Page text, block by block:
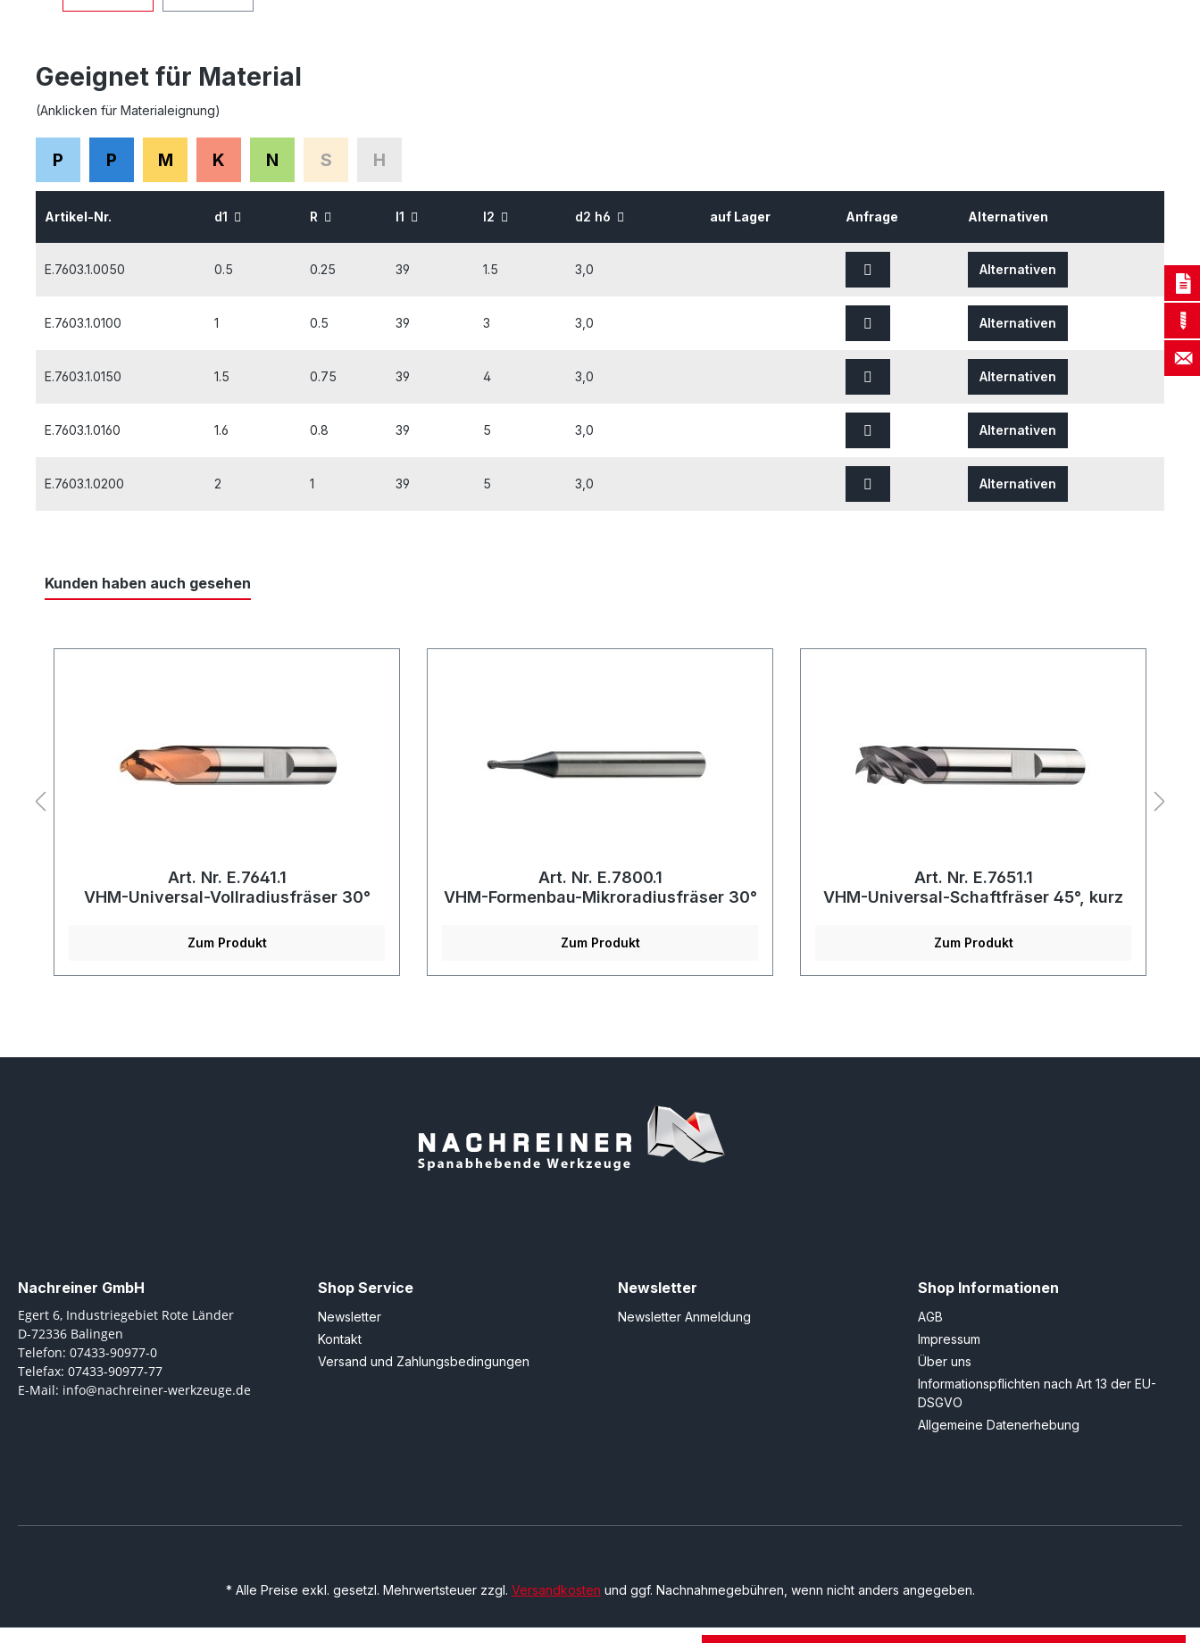
Geeignet für Material
(Anklicken für Materialeignung)
P P M K N S H
Artikel-Nr. d1 R l1 l2 d2 h6 auf Lager Anfrage Alternativen
E.7603.1.0050 0.5 0.25 39 1.5 3,0 Alternativen
E.7603.1.0100 1 0.5 39 3 3,0 Alternativen
E.7603.1.0150 1.5 0.75 39 4 3,0 Alternativen
E.7603.1.0160 1.6 0.8 39 5 3,0 Alternativen
E.7603.1.0200 2 1 39 5 3,0 Alternativen
Kunden haben auch gesehen
Art. Nr. E.7641.1
VHM-Universal-Vollradiusfräser 30°
Zum Produkt
Art. Nr. E.7800.1
VHM-Formenbau-Mikroradiusfräser 30°
Zum Produkt
Art. Nr. E.7651.1
VHM-Universal-Schaftfräser 45°, kurz
Zum Produkt
Nachreiner GmbH
Egert 6, Industriegebiet Rote Länder
D-72336 Balingen
Telefon: 07433-90977-0
Telefax: 07433-90977-77
E-Mail: info@nachreiner-werkzeuge.de
Shop Service
Newsletter
Kontakt
Versand und Zahlungsbedingungen
Newsletter
Newsletter Anmeldung
Shop Informationen
AGB
Impressum
Über uns
Informationspflichten nach Art 13 der EU-
DSGVO
Allgemeine Datenerhebung
* Alle Preise exkl. gesetzl. Mehrwertsteuer zzgl. Versandkosten und ggf. Nachnahmegebühren, wenn nicht anders angegeben.